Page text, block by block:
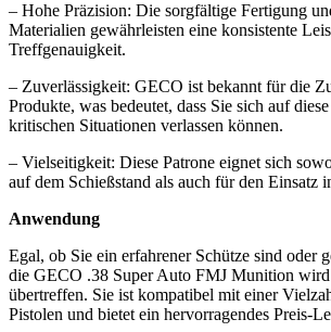
– Hohe Präzision: Die sorgfältige Fertigung
Materialien gewährleisten eine konsistente
Treffgenauigkeit.
– Zuverlässigkeit: GECO ist bekannt für die
Produkte, was bedeutet, dass Sie sich auf
kritischen Situationen verlassen können.
– Vielseitigkeit: Diese Patrone eignet sich
auf dem Schießstand als auch für den Einsatz
Anwendung
Egal, ob Sie ein erfahrener Schütze sind oder
die GECO .38 Super Auto FMJ Munition
übertreffen. Sie ist kompatibel mit einer
Pistolen und bietet ein hervorragendes Preis-